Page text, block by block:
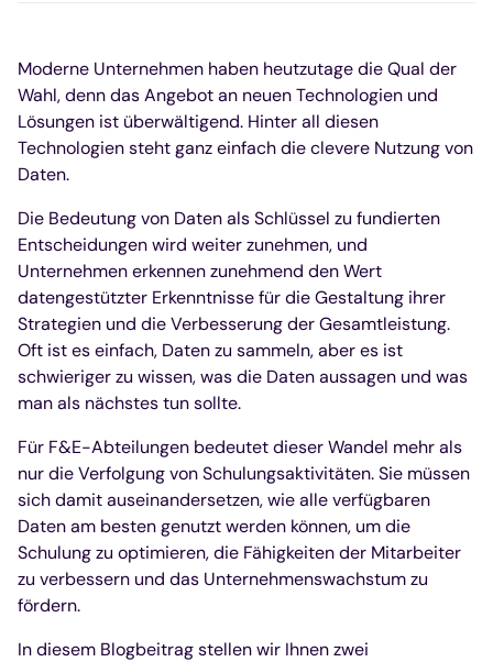
Moderne Unternehmen haben heutzutage die Qual der
Wahl, denn das Angebot an neuen Technologien und
Lösungen ist überwältigend. Hinter all diesen
Technologien steht ganz einfach die clevere Nutzung von
Daten.
Die Bedeutung von Daten als Schlüssel zu fundierten
Entscheidungen wird weiter zunehmen, und
Unternehmen erkennen zunehmend den Wert
datengestützter Erkenntnisse für die Gestaltung ihrer
Strategien und die Verbesserung der Gesamtleistung.
Oft ist es einfach, Daten zu sammeln, aber es ist
schwieriger zu wissen, was die Daten aussagen und was
man als nächstes tun sollte.
Für F&E-Abteilungen bedeutet dieser Wandel mehr als
nur die Verfolgung von Schulungsaktivitäten. Sie müssen
sich damit auseinandersetzen, wie alle verfügbaren
Daten am besten genutzt werden können, um die
Schulung zu optimieren, die Fähigkeiten der Mitarbeiter
zu verbessern und das Unternehmenswachstum zu
fördern.
In diesem Blogbeitrag stellen wir Ihnen zwei